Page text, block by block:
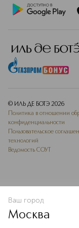
В КОРЗИНУ
© ИЛЬ ДЕ БОТЭ 2026
Политика в отношении
конфиденциальности
Пользовательское
технологий
Ведомость СОУТ
Ваш город
Москва